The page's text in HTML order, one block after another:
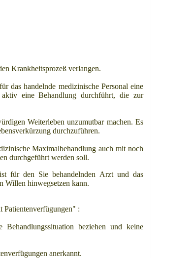
Krankheitsprozeß verlangen.
das handelnde medizinische Personal eine
eine Behandlung durchführt, die zur
Weiterleben unzumutbar machen. Es
durchzuführen.
Maximalbehandlung auch mit noch
durchgeführt werden soll.
für den Sie behandelnden Arzt und das
Willen hinwegsetzen kann.
Patientenverfügungen" :
beziehen und keine
anerkannt.